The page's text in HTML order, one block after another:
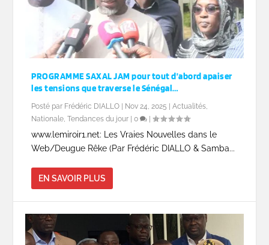
PROGRAMME SAXAL JAM pour tout d’abord apaiser
les tensions que traverse le Sénégal…
Posté par Frédéric DIALLO Nov 24, 2025 |Actualités,
Nationale,Tendances du jour |0 |
www.lemiroir1.net: Les Vraies Nouvelles dans le
Web/Deugue Rêke (Par Frédéric DIALLO & Samba...
EN SAVOIR PLUS